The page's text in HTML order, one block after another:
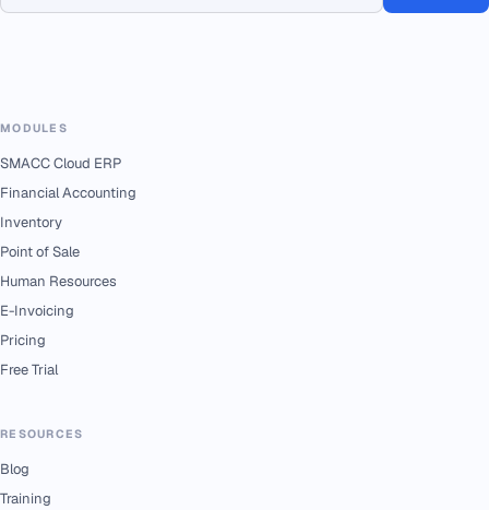
MODULES
SMACC Cloud ERP
Financial Accounting
Inventory
Point of Sale
Human Resources
E-Invoicing
Pricing
Free Trial
RESOURCES
Blog
Training